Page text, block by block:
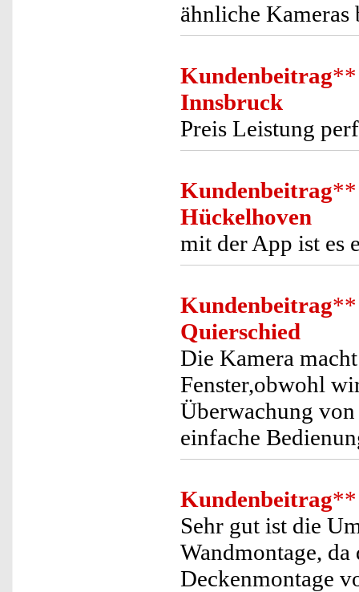
ähnliche
Kundenbeitrag**
Innsbruck
Preis Leistung
Kundenbeitrag**
Hückelhoven
mit der App ist es
Kundenbeitrag**
Quierschied
Die Kamera
Fenster,obwohl
Überwachung von
einfache
Kundenbeitrag**
Sehr gut ist die
Wandmontage,
Deckenmontage